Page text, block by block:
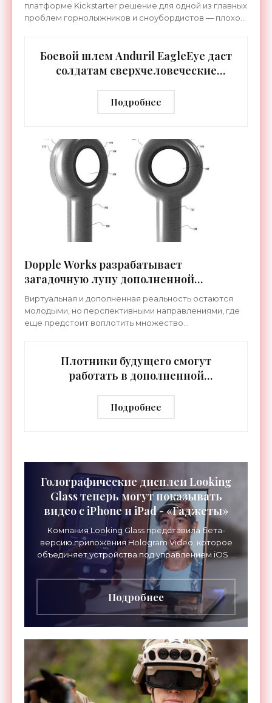
платформе Kickstarter решение для одной из главных
проблем горнолыжников и сноубордистов — плохой
Боевой шлем Anduril EagleEye даст
солдатам сверхчеловеческие
Подробнее
Dopple Works разрабатывает
загадочную лупу дополненной
реальности - «Гаджеты»
Виртуальная и дополненная реальность остаются
молодыми, но перспективными направлениями, где
еще предстоит воплотить множество
Плотники будущего смогут
работать в дополненной
Подробнее
Голографические дисплеи Looking
Glass теперь могут показывать
видео с iPhone и iPad - «Гаджеты»
Компания Looking Glass представила бета-
версию приложения Hologram Video, которое
объединяет устройства под управлением iOS с
голографическими экранами бренда. Это
позволяет передавать
Подробнее